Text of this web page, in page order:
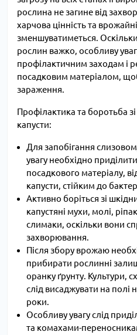
рослина не загине від
харчова цінність та
зменшуватиметься.
рослин важко, особливу
профілактичним заходам і
посадковим матеріалом,
зараження.
Профілактика та боротьба
капусти:
Для запобігання
увагу необхідно
посадкового матеріалу,
капусти, стійким до
Активно боріться зі
капустяні мухи, молі,
слимаки, оскільки вони
захворювання.
Після збору врожаю
прибирати рослинні
оранку ґрунту. Культури,
слід висаджувати на полі
роки.
Особливу увагу слід
та комахами-